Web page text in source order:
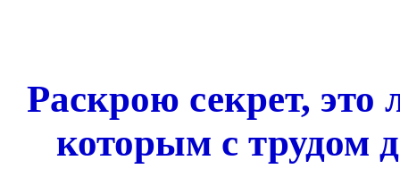
Раскрою секрет,
которым с трудом